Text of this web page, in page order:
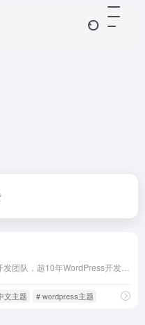
文主题 # wordpress主题